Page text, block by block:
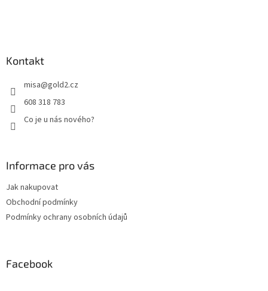
Kontakt
misa@gold2.cz
608 318 783
Co je u nás nového?
Informace pro vás
Jak nakupovat
Obchodní podmínky
Podmínky ochrany osobních údajů
Facebook